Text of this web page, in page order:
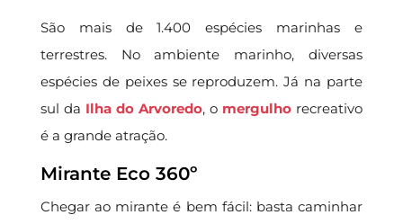
São mais de 1.400 espécies marinhas e
terrestres. No ambiente marinho, diversas
espécies de peixes se reproduzem. Já na parte
sul da Ilha do Arvoredo, o mergulho recreativo
é a grande atração.
Mirante Eco 360º
Chegar ao mirante é bem fácil: basta caminhar